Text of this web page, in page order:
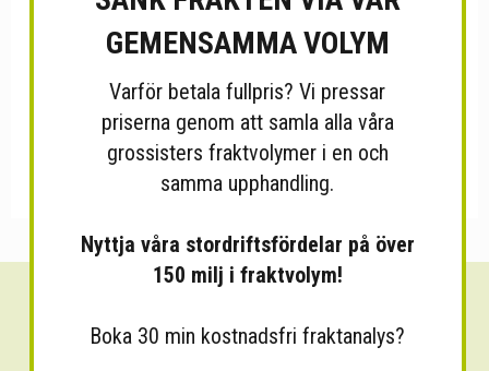
Sänk dina fraktkostnader!
GEMENSAMMA VOLYM
Varför betala fullpris? Vi pressar
priserna genom att samla alla våra
grossisters fraktvolymer i en och
samma upphandling.
Nyttja våra stordriftsfördelar på över
150 milj i fraktvolym!
Boka 30 min kostnadsfri fraktanalys?